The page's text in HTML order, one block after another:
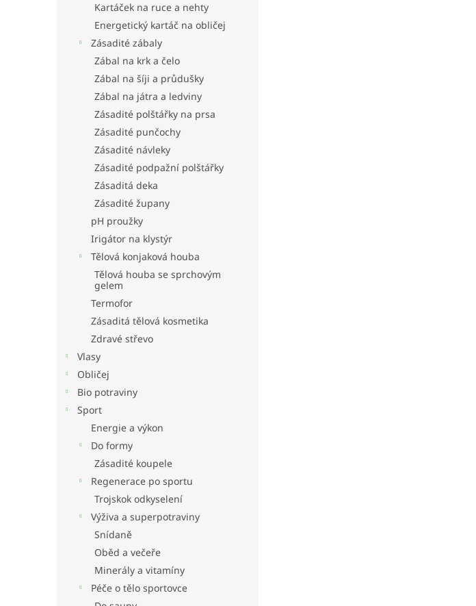
Kartáček na ruce a nehty
Energetický kartáč na obličej
Zásadité zábaly
Zábal na krk a čelo
Zábal na šíji a průdušky
Zábal na játra a ledviny
Zásadité polštářky na prsa
Zásadité punčochy
Zásadité návleky
Zásadité podpažní polštářky
Zásaditá deka
Zásadité župany
pH proužky
Irigátor na klystýr
Tělová konjaková houba
Tělová houba se sprchovým
gelem
Termofor
Zásaditá tělová kosmetika
Zdravé střevo
Vlasy
Obličej
Bio potraviny
Sport
Energie a výkon
Do formy
Zásadité koupele
Regenerace po sportu
Trojskok odkyselení
Výživa a superpotraviny
Snídaně
Oběd a večeře
Minerály a vitamíny
Péče o tělo sportovce